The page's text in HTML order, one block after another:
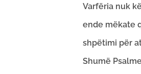
Varfëria nuk
ende mëkate
shpëtimi për
Shumë